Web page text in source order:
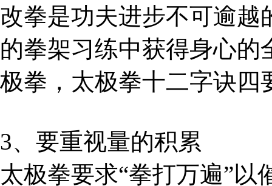
改拳是功夫进步不可逾
的拳架习练中获得身心
极拳，太极拳十二字诀四
3、要重视量的积累
太极拳要求“拳打万遍”